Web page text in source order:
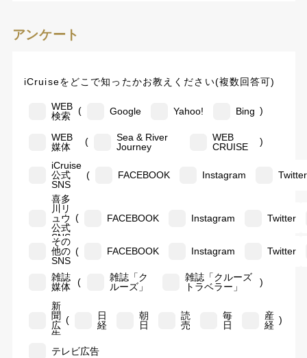
アンケート
iCruiseをどこで知ったかお教えください(複数回答可)
WEB
検索
( Google Yahoo! Bing )
WEB
媒体
(
Sea & River
Journey
WEB
CRUISE
)
iCruise
公式
SNS
( FACEBOOK Instagram Twitter
喜多
川リ
ュウ
公式
SNS
( FACEBOOK Instagram Twitter
その
他の
SNS
( FACEBOOK Instagram Twitter
雑誌
媒体
(
雑誌「ク
ルーズ」
雑誌「クルーズ
トラベラー」
)
新
聞
広
告
(
日
経
朝
日
読
売
毎
日
産
経 )
テレビ広告